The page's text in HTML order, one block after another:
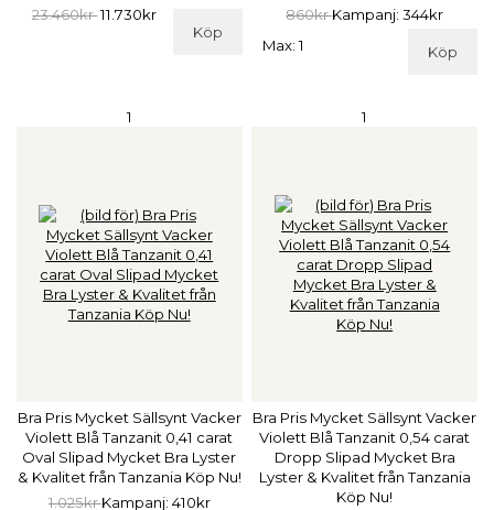
23.460kr11.730kr
Köp
860krKampanj: 344kr
Köp
Max: 1
1
Bra Pris Mycket Sällsynt Vacker
Violett Blå Tanzanit 0,41 carat
Oval Slipad Mycket Bra Lyster
& Kvalitet från Tanzania Köp Nu!
1.025krKampanj: 410kr
1
Bra Pris Mycket Sällsynt Vacker
Violett Blå Tanzanit 0,54 carat
Dropp Slipad Mycket Bra
Lyster & Kvalitet från Tanzania
Köp Nu!